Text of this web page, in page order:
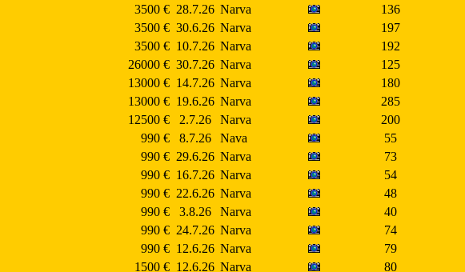
3500 € 28.7.26 Narva
136
3500 € 30.6.26 Narva
197
3500 € 10.7.26 Narva
192
26000 € 30.7.26 Narva
125
13000 € 14.7.26 Narva
180
13000 € 19.6.26 Narva
285
12500 € 2.7.26 Narva
200
990 € 8.7.26 Nava
55
990 € 29.6.26 Narva
73
990 € 16.7.26 Narva
54
990 € 22.6.26 Narva
48
990 € 3.8.26 Narva
40
990 € 24.7.26 Narva
74
990 € 12.6.26 Narva
79
1500 € 12.6.26 Narva 80